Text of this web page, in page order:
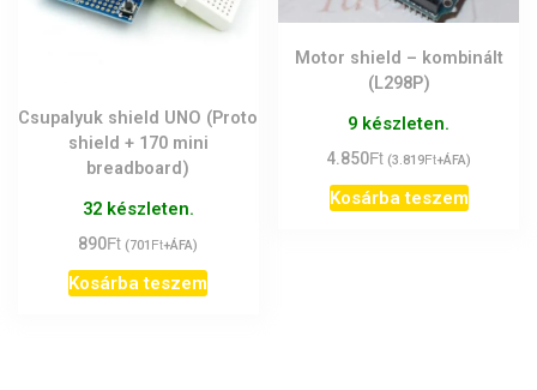
Csupalyuk shield UNO (Proto
shield + 170 mini
breadboard)
32 készleten.
890Ft (701 Ft+ÁFA)
Kosárba teszem
Motor shield – kombinált
(L298P)
9 készleten.
4.850Ft (3.819Ft+ÁFA)
Kosárba teszem